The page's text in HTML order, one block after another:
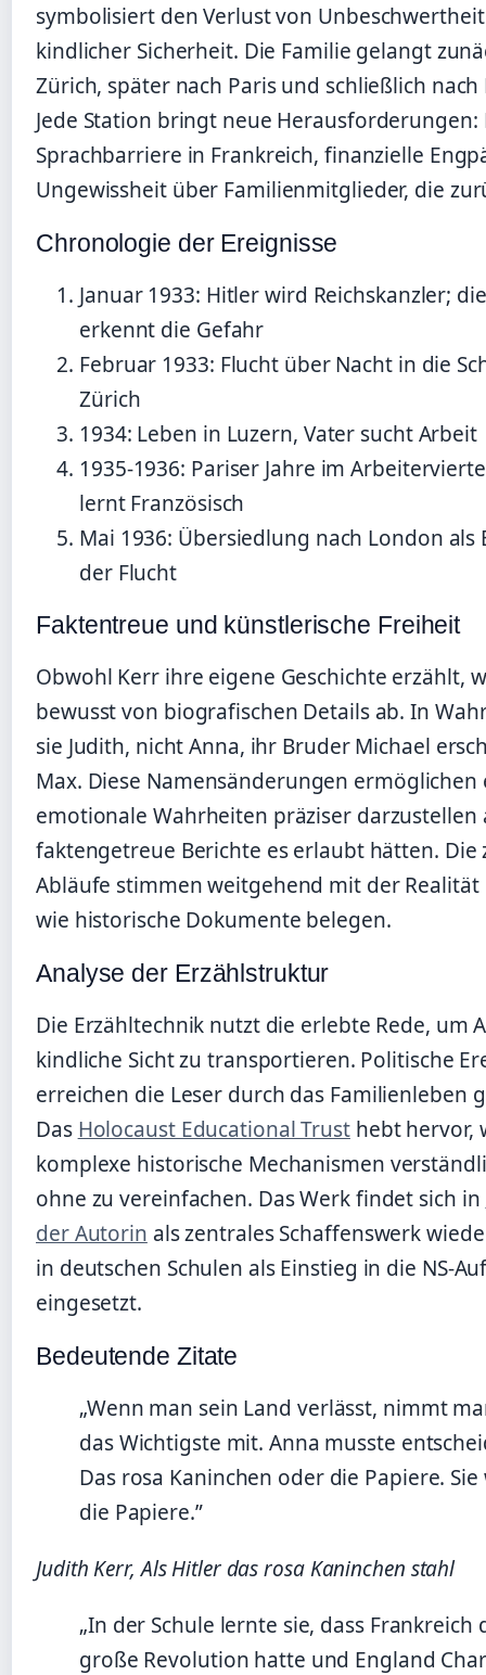
symbolisiert den Verlust von
kindlicher Sicherheit. Die Familie gelangt
Zürich, später nach Paris und schließlich
Jede Station bringt neue Herausforderungen:
Sprachbarriere in Frankreich, finanzielle
Ungewissheit über Familienmitglieder, die
Chronologie der Ereignisse
Januar 1933: Hitler wird Reichskanzler;
erkennt die Gefahr
Februar 1933: Flucht über Nacht in die
Zürich
1934: Leben in Luzern, Vater sucht Arbeit
1935-1936: Pariser Jahre im
lernt Französisch
Mai 1936: Übersiedlung nach London als
der Flucht
Faktentreue und künstlerische Freiheit
Obwohl Kerr ihre eigene Geschichte erzählt,
bewusst von biografischen Details ab. In
sie Judith, nicht Anna, ihr Bruder Michael
Max. Diese Namensänderungen ermöglichen
emotionale Wahrheiten präziser darzustellen
faktengetreue Berichte es erlaubt hätten. Die
Abläufe stimmen weitgehend mit der Realität
wie historische Dokumente belegen.
Analyse der Erzählstruktur
Die Erzähltechnik nutzt die erlebte Rede, um
kindliche Sicht zu transportieren. Politische
erreichen die Leser durch das Familienleben
Das Holocaust Educational Trusthebt hervor,
komplexe historische Mechanismen
ohne zu vereinfachen. Das Werk findet sich in
der Autorin als zentrales Schaffenswerk
in deutschen Schulen als Einstieg in die NS-
eingesetzt.
Bedeutende Zitate
„Wenn man sein Land verlässt, nimmt
das Wichtigste mit. Anna musste
Das rosa Kaninchen oder die Papiere.
die Papiere.”
Judith Kerr, Als Hitler das rosa Kaninchen stahl
„In der Schule lernte sie, dass Frankreich
große Revolution hatte und England